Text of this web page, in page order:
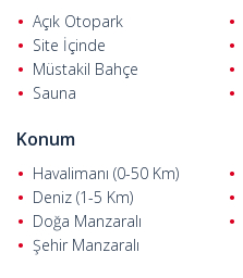
Açık Otopark
Site İçinde
Müstakil Bahçe
Sauna
Konum
Havalimanı (0-50 Km)
Deniz (1-5 Km)
Doğa Manzaralı
Şehir Manzaralı